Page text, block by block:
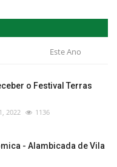
Este Ano
o Festival Terras
2022 1136
- Alambicada de Vila